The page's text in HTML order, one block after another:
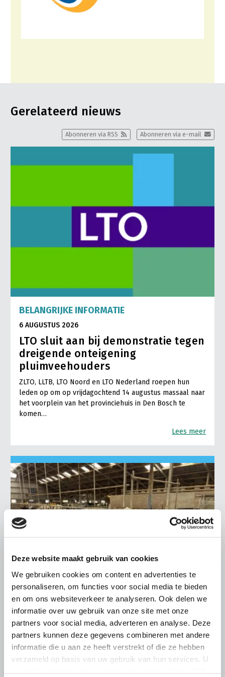
Deze website maakt gebruik van cookies
We gebruiken cookies om content en advertenties te
personaliseren, om functies voor social media te bieden
en om ons websiteverkeer te analyseren. Ook delen we
informatie over uw gebruik van onze site met onze
partners voor social media, adverteren en analyse. Deze
partners kunnen deze gegevens combineren met andere
informatie die u aan ze heeft verstrekt of die ze hebben
verzameld op basis van uw gebruik van hun services. U
Gerelateerd nieuws
Abonneren via e-mail
Abonneren via RSS
BELANGRIJKE INFORMATIE
6 AUGUSTUS 2026
LTO sluit aan bij demonstratie tegen
dreigende onteigening
pluimveehouders
ZLTO, LLTB, LTO Noord en LTO Nederland roepen hun
leden op om op vrijdagochtend 14 augustus massaal naar
het voorplein van het provinciehuis in Den Bosch te
komen…
Lees meer
LTO LOBBY
6 AUGUSTUS 2026
Kamerlid Goudzwaard (JA21)
bezoekt melkveehouderij in